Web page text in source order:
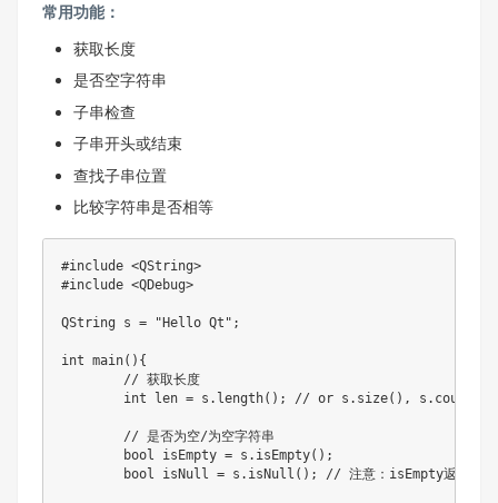
常用功能：
获取长度
是否空字符串
子串检查
子串开头或结束
查找子串位置
比较字符串是否相等
#include <QString>
#include <QDebug>
QString s = "Hello Qt" ;
int main( ) {
// 获取长度
int len = s . length( ) ; // or s.size(), s.count()
// 是否为空/为空字符串
bool isEmpty = s . isEmpty( ) ;
bool isNull = s . isNull ( ) ; // 注意：isEmpty返回